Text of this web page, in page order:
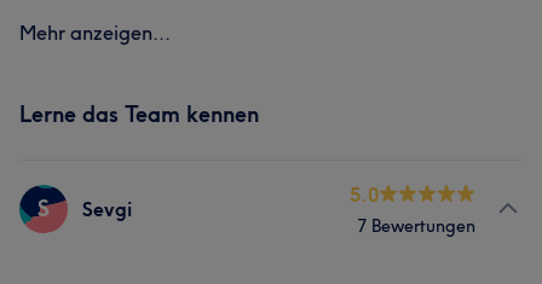
Mehr anzeigen...
Lerne das Team kennen
S Sevgi
5.0
7 Bewertungen